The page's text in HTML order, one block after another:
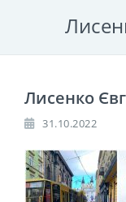
Лисенко
31.10.2022